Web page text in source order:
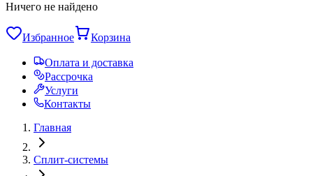
Ничего не найдено
Избранное Корзина
Оплата и доставка
Рассрочка
Услуги
Контакты
Главная
Сплит-системы